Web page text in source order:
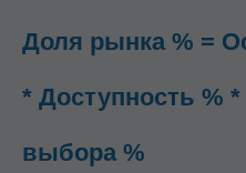
Доля рынка % =
* Доступность %
выбора %